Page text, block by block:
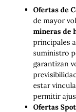
Ofertas de
de mayor
mineras de
principales
suministro
garantizan
estar
permitir
Ofertas